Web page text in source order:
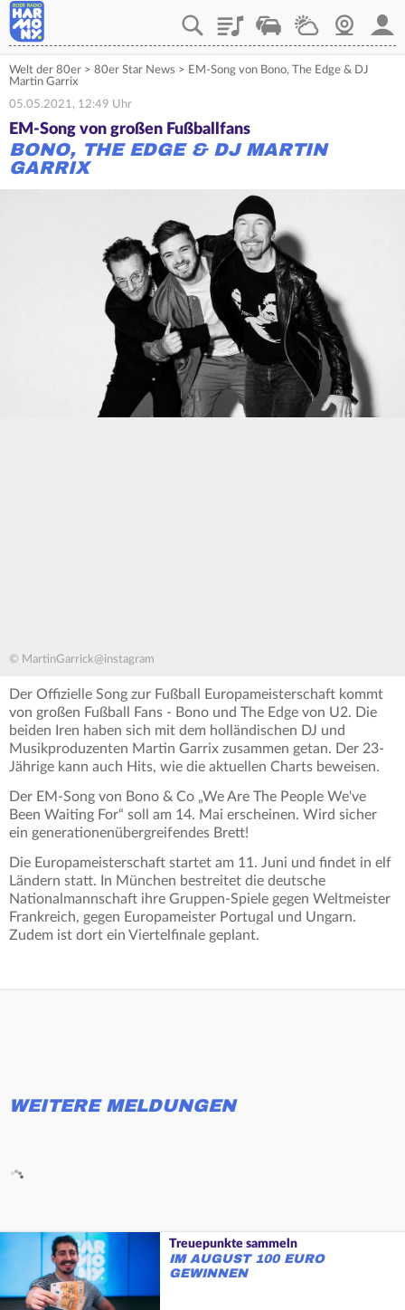
PlaylistVerkehrWetterWebcam
Welt der 80er > 80er Star News > EM-Song von Bono, The Edge & DJ
Martin Garrix
05.05.2021, 12:49 Uhr
EM-Song von großen Fußballfans
BONO, THE EDGE & DJ MARTIN
GARRIX
© MartinGarrick@instagram
Der Offizielle Song zur Fußball Europameisterschaft kommt
von großen Fußball Fans - Bono und The Edge von U2. Die
beiden Iren haben sich mit dem holländischen DJ und
Musikproduzenten Martin Garrix zusammen getan. Der 23-
Jährige kann auch Hits, wie die aktuellen Charts beweisen.
Der EM-Song von Bono & Co „We Are The People We've
Been Waiting For“ soll am 14. Mai erscheinen. Wird sicher
ein generationenübergreifendes Brett!
Die Europameisterschaft startet am 11. Juni und findet in elf
Ländern statt. In München bestreitet die deutsche
Nationalmannschaft ihre Gruppen-Spiele gegen Weltmeister
Frankreich, gegen Europameister Portugal und Ungarn.
Zudem ist dort ein Viertelfinale geplant.
WEITERE MELDUNGEN
Treuepunkte sammeln
IM AUGUST 100 EURO
GEWINNEN